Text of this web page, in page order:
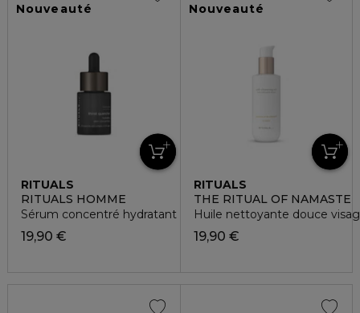
Nouveauté
RITUALS
RITUALS HOMME
Sérum concentré hydratant visage
19,90 €
Nouveauté
RITUALS
THE RITUAL OF NAMASTE
Huile nettoyante douce
19,90 €